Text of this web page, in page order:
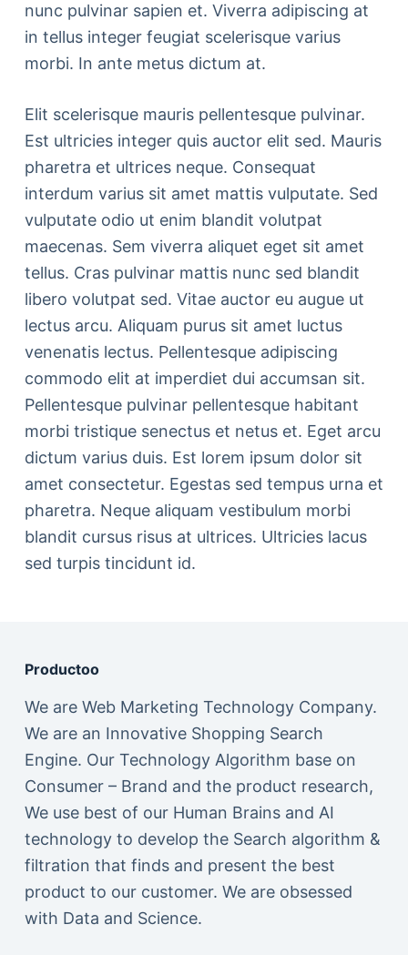
nunc pulvinar sapien et. Viverra adipiscing at
in tellus integer feugiat scelerisque varius
morbi. In ante metus dictum at.
Elit scelerisque mauris pellentesque pulvinar.
Est ultricies integer quis auctor elit sed. Mauris
pharetra et ultrices neque. Consequat
interdum varius sit amet mattis vulputate. Sed
vulputate odio ut enim blandit volutpat
maecenas. Sem viverra aliquet eget sit amet
tellus. Cras pulvinar mattis nunc sed blandit
libero volutpat sed. Vitae auctor eu augue ut
lectus arcu. Aliquam purus sit amet luctus
venenatis lectus. Pellentesque adipiscing
commodo elit at imperdiet dui accumsan sit.
Pellentesque pulvinar pellentesque habitant
morbi tristique senectus et netus et. Eget arcu
dictum varius duis. Est lorem ipsum dolor sit
amet consectetur. Egestas sed tempus urna et
pharetra. Neque aliquam vestibulum morbi
blandit cursus risus at ultrices. Ultricies lacus
sed turpis tincidunt id.
Productoo
We are Web Marketing Technology Company.
We are an Innovative Shopping Search
Engine. Our Technology Algorithm base on
Consumer – Brand and the product research,
We use best of our Human Brains and AI
technology to develop the Search algorithm &
filtration that finds and present the best
product to our customer. We are obsessed
with Data and Science.